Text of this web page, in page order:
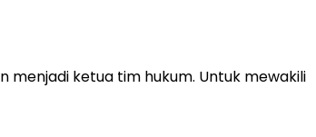
menjadi ketua tim hukum. Untuk mewakili